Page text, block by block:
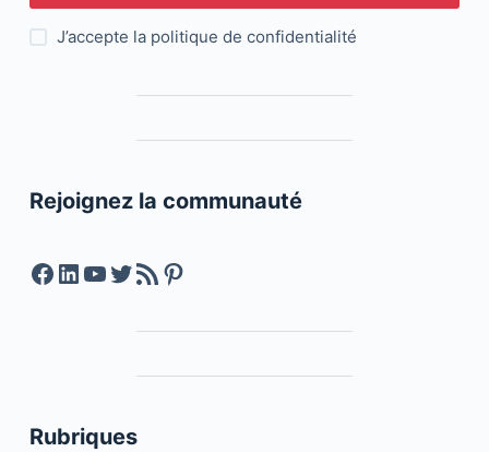
J’accepte la politique de confidentialité
Rejoignez la communauté
Facebook
LinkedIn
YouTube
Twitter
Feed RSSPinterest
Rubriques